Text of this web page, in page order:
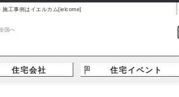
施工事例はイエルカム[ielcome]
国へ
住宅会社 住宅イベント